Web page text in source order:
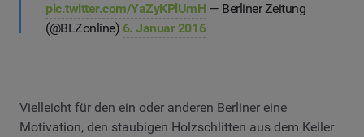
pic.twitter.com/YaZyKPlUmH — Berliner Zeitung
(@BLZonline) 6. Januar 2016
Vielleicht für den ein oder anderen Berliner eine
Motivation, den staubigen Holzschlitten aus dem Keller